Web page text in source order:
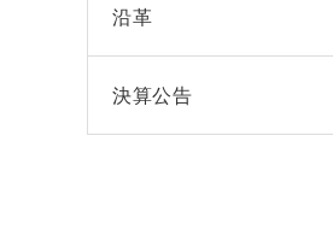
沿革
決算公告